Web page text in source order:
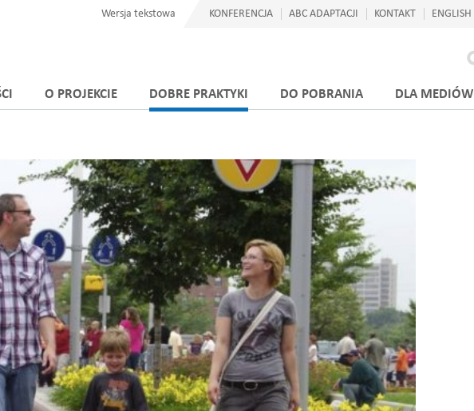
KONFERENCJA ABC ADAPTACJI KONTAKT ENGLISH
Wersja tekstowa
O PROJEKCIE DOBRE PRAKTYKI DO POBRANIA DLA MEDIÓW